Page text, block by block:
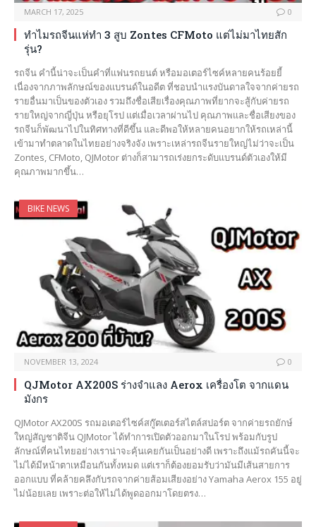
MARCH 17, 2025 0
ทำไมรถจีนแห่ทำ 3 สูบ Zontes CFMoto แต่ไม่มาไทยสัก
รุ่น?
รถจีน คำนี้น่าจะเป็นคำที่แฟนรถยนต์ หรือมอเตอร์ไซค์หลายคนร้อยยี้
เนื่องจากภาพลักษณ์ของแบรนด์ในอดีต ที่ชอบนำแรงบันดาลใจจากค่ายรถ
รายอื่นมาเป็นของตัวเอง รวมถึงชื่อเสียเรื่องคุณภาพที่ยากจะสู้กับค่ายรถ
รายใหญ่จากญี่ปุ่น หรือยุโรป แต่เมื่อเวลาผ่านไป คุณภาพและชื่อเสียงของ
รถจีนก็พัฒนาไปในทิศทางที่ดีขึ้น และดีพอให้หลายคนอยากให้รถเหล่านี้
เข้ามาทำตลาดในไทยอย่างจริงจัง เพราะเหล่ารถจีนรายใหญ่ไม่ว่าจะเป็น
Zontes, CFMoto, QJMotor ต่างก็สามารถเร่งยกระดับแบรนด์ตัวเองให้มี
คุณภาพมากขึ้น…
BIKE NEWS
NOVEMBER 13, 2024 0
QJMotor AX200S ร่างจำแลง Aerox เครื่องโต จากแดน
มังกร
QJMotor AX200S รถมอเตอร์ไซค์สกู๊ตเตอร์สไตล์สปอร์ต จากค่ายรถยักษ์
ใหญ่สัญชาติจีน QJMotor ได้ทำการเปิดตัวออกมาในโรป พร้อมกับรูป
ลักษณ์ที่คนไทยอย่างเราน่าจะคุ้นเคยกันเป็นอย่างดี เพราะถึงแม้รถคันนี้จะ
ไม่ได้มีหน้าตาเหมือนกันทั้งหมด แต่เราก็ต้องยอมรับว่ามันมีเส้นสายการ
ออกแบบ ที่คล้ายคลึงกับรถจากค่ายส้อมเสียงอย่าง Yamaha Aerox 155 อยู่
ไม่น้อยเลย เพราะต่อให้ไม่ได้พูดออกมาโดยตรง…